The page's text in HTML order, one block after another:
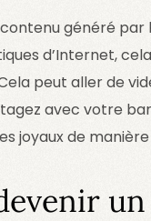
généré par
d’Internet,
peut aller de
avec votre
joyaux de